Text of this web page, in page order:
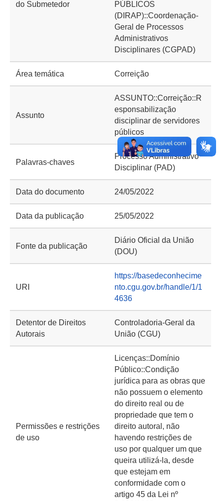
do Submetedor
PÚBLICOS
(DIRAP)::Coordenação-
Geral de Processos
Administrativos
Disciplinares (CGPAD)
Área temática Correição
Assunto
ASSUNTO::Correição::R
esponsabilização
disciplinar de servidores
públicos
Palavras-chaves
Processo Administrativo
Disciplinar (PAD)
Data do documento 24/05/2022
Data da publicação 25/05/2022
Fonte da publicação
Diário Oficial da União
(DOU)
URI
https://basedeconhecime
nto.cgu.gov.br/handle/1/1
4636
Detentor de Direitos
Autorais
Controladoria-Geral da
União (CGU)
Permissões e restrições
de uso
Licenças::Domínio
Público::Condição
jurídica para as obras que
não possuem o elemento
do direito real ou de
propriedade que tem o
direito autoral, não
havendo restrições de
uso por qualquer um que
queira utilizá-la, desde
que estejam em
conformidade com o
artigo 45 da Lei nº